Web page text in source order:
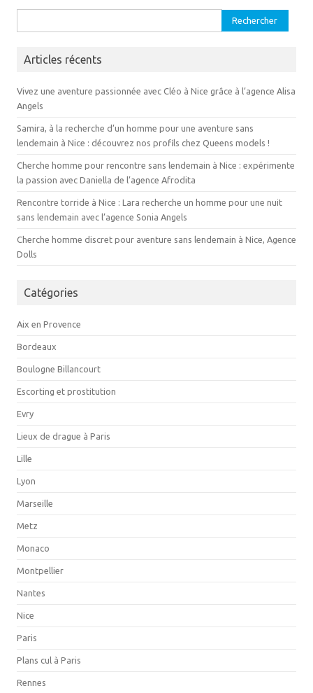
Articles récents
Vivez une aventure passionnée avec Cléo à Nice grâce à l’agence Alisa
Angels
Samira, à la recherche d’un homme pour une aventure sans
lendemain à Nice : découvrez nos profils chez Queens models !
Cherche homme pour rencontre sans lendemain à Nice : expérimente
la passion avec Daniella de l’agence Afrodita
Rencontre torride à Nice : Lara recherche un homme pour une nuit
sans lendemain avec l’agence Sonia Angels
Cherche homme discret pour aventure sans lendemain à Nice, Agence
Dolls
Catégories
Aix en Provence
Bordeaux
Boulogne Billancourt
Escorting et prostitution
Evry
Lieux de drague à Paris
Lille
Lyon
Marseille
Metz
Monaco
Montpellier
Nantes
Nice
Paris
Plans cul à Paris
Rennes